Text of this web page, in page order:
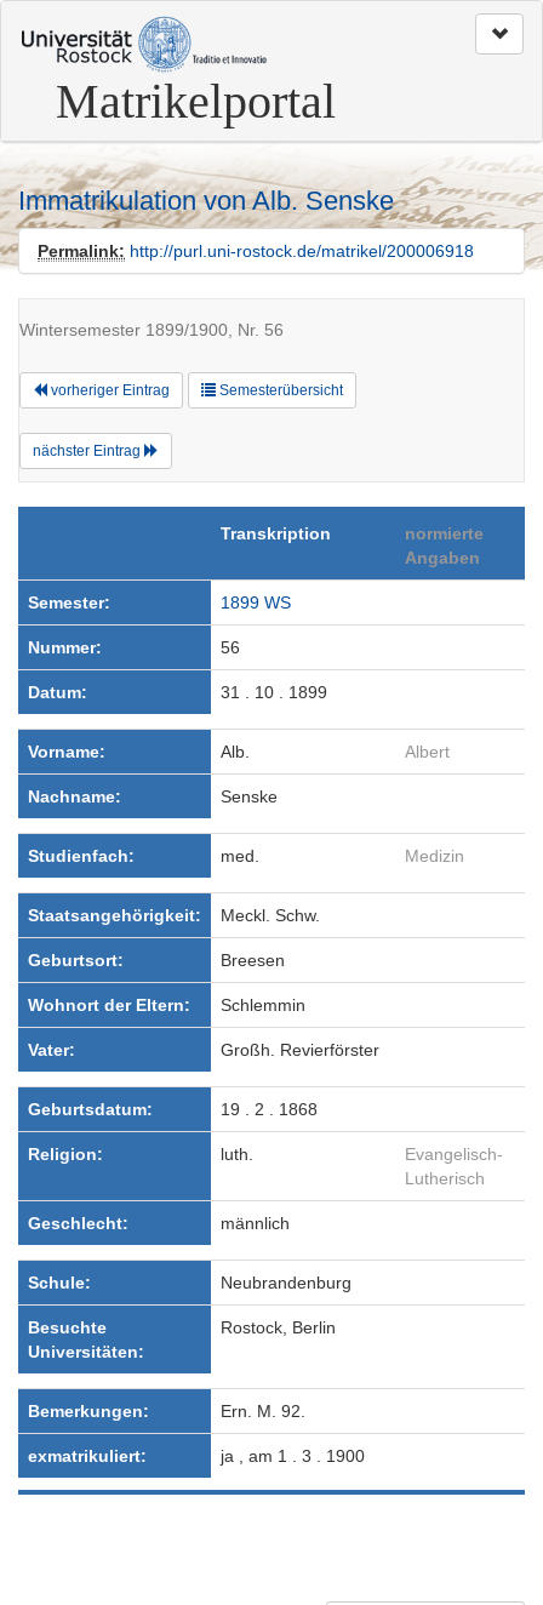
zum
Seitenanfang
Matrikelportal
Immatrikulation von Alb. Senske
Permalink: http://purl.uni-rostock.de/matrikel/200006918
Wintersemester 1899/1900, Nr. 56
vorheriger Eintrag Semesterübersicht
nächster Eintrag
Transkription
normierte
Angaben
Semester: 1899 WS
Nummer: 56
Datum: 31 . 10 . 1899
Vorname: Alb. Albert
Nachname: Senske
Studienfach: med. Medizin
Staatsangehörigkeit: Meckl. Schw.
Geburtsort: Breesen
Wohnort der Eltern: Schlemmin
Vater: Großh. Revierförster
Geburtsdatum: 19 . 2 . 1868
Religion: luth.
Evangelisch-
Lutherisch
Geschlecht: männlich
Schule: Neubrandenburg
Besuchte
Universitäten:
Rostock, Berlin
Bemerkungen: Ern. M. 92.
exmatrikuliert: ja , am 1 . 3 . 1900